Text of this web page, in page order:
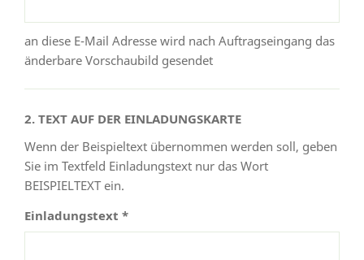
an diese E-Mail Adresse wird nach Auftragseingang das
änderbare Vorschaubild gesendet
2. TEXT AUF DER EINLADUNGSKARTE
Wenn der Beispieltext übernommen werden soll, geben
Sie im Textfeld Einladungstext nur das Wort
BEISPIELTEXT ein.
Einladungstext *